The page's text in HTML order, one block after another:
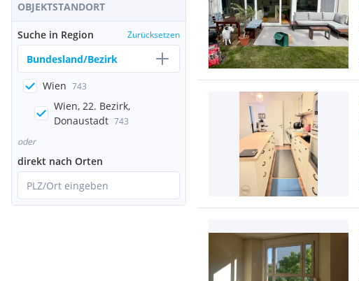
OBJEKTSTANDORT
Suche in Region Zurücksetzen
Bundesland/Bezirk
Wien 743
Wien, 22. Bezirk,
Donaustadt 743
oder
direkt nach Orten
PLZ/Ort eingeben